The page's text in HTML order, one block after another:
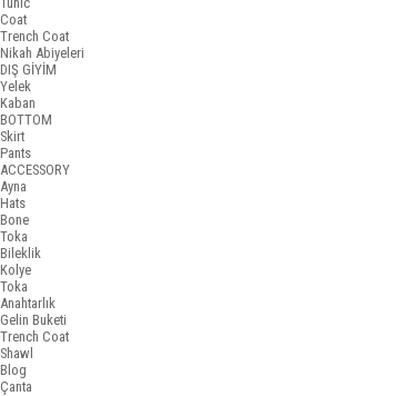
Coat
Trench Coat
Nikah Abiyeleri
DIŞ GİYİM
Yelek
Kaban
BOTTOM
Skirt
Pants
ACCESSORY
Ayna
Hats
Bone
Toka
Bileklik
Kolye
Toka
Anahtarlık
Gelin Buketi
Trench Coat
Shawl
Blog
Çanta